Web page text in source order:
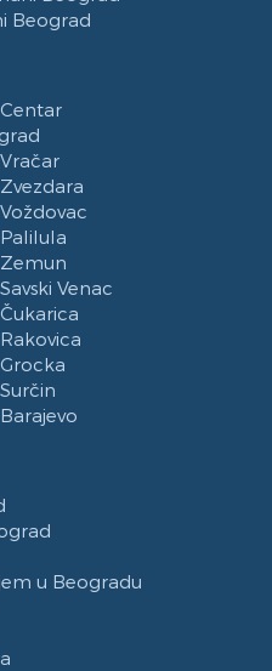
Beograd
Venac
u Beogradu